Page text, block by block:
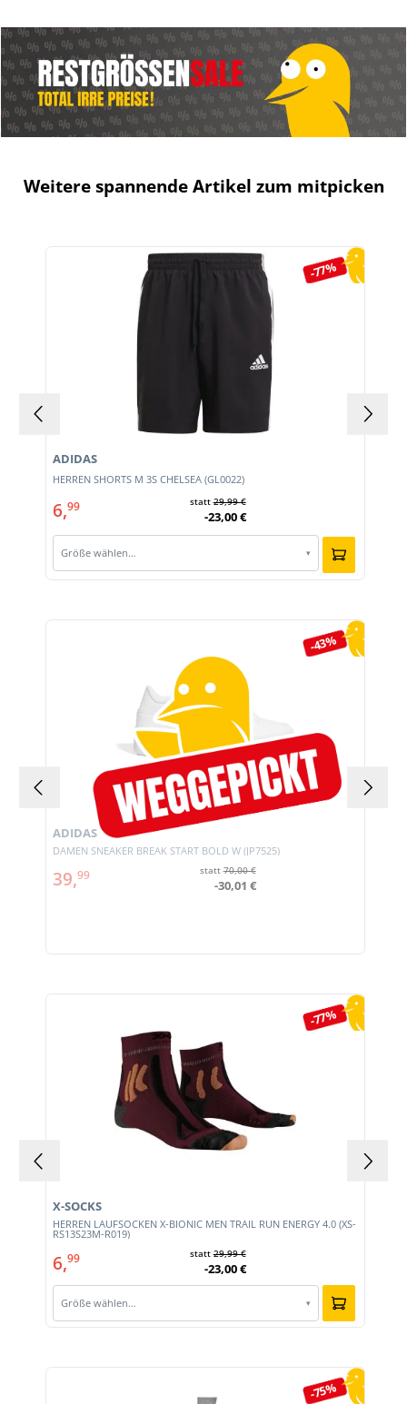
Weitere spannende Artikel zum mitpicken
Produktgalerie überspringen
-77%
HERREN SHORTS M 3S CHELSEA (GL0022)
ADIDAS
6,99 statt29,99 €
-23,00 €
Größe wählen… ▾
-43%
DAMEN SNEAKER BREAK START BOLD W (JP7525)
ADIDAS
39,99 statt70,00 €
-30,01 €
-77%
HERREN LAUFSOCKEN X-BIONIC MEN TRAIL RUN ENERGY 4.0 (XS-
RS13S23M-R019)
X-SOCKS
6,99 statt29,99 €
-23,00 €
Größe wählen… ▾
-75%